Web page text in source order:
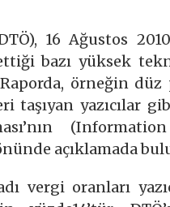
16 Ağustos
bazı yüksek
örneğin
taşıyan yazıcılar
açıklamada
vergi oranları